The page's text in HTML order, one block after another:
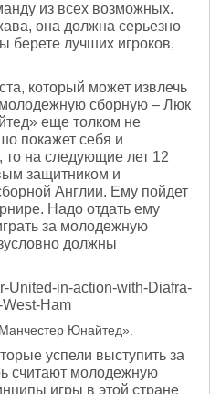
из всех возможных.
она должна серьезно
берете лучших игроков,
который может извлечь
молодежную сборную – Люк
еще толком не
покажет себя и
то на следующие лет 12
защитником и
Англии. Ему пойдет
Надо отдать ему
за молодежную
должны
Юнайтед».
успели выступить за
считают молодежную
игры в этой стране